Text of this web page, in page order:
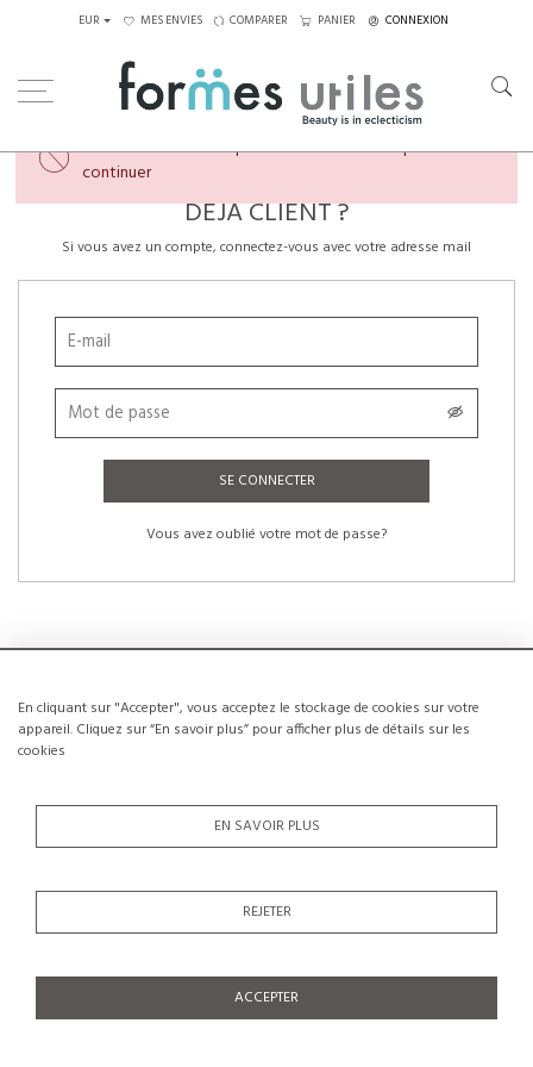
En cliquant sur "Accepter", vous acceptez le stockage de cookies sur votre
appareil. Cliquez sur “En savoir plus” pour afficher plus de détails sur les
cookies
EN SAVOIR PLUS
REJETER
ACCEPTER
EUR MES ENVIES COMPARER PANIER CONNEXION
Veuillez créer un compte ou vous connecter pour
continuer
DÉJÀ CLIENT ?
Si vous avez un compte, connectez-vous avec votre adresse mail
SE CONNECTER
Vous avez oublié votre mot de passe?
NOUVEAUX CLIENTS
La création d’un compte a de nombreux avantages: sauvegarder la liste de vos
CRÉER UN COMPTE